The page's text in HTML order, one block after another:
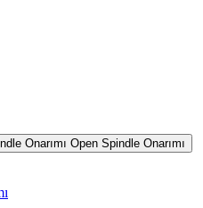
Onarımı Open Spindle Onarımı